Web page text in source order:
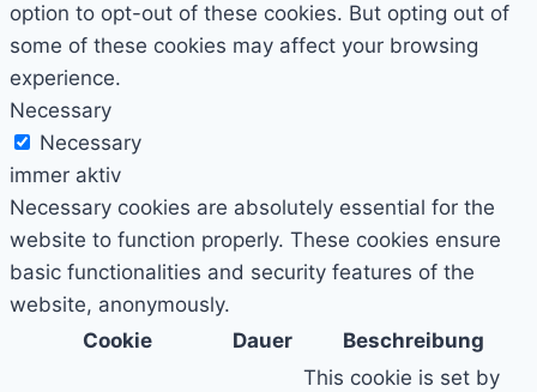
option to opt-out of these cookies. But opting out of
some of these cookies may affect your browsing
experience.
Necessary
Necessary
immer aktiv
Necessary cookies are absolutely essential for the
website to function properly. These cookies ensure
basic functionalities and security features of the
website, anonymously.
Cookie
Dauer Beschreibung
This cookie is set by